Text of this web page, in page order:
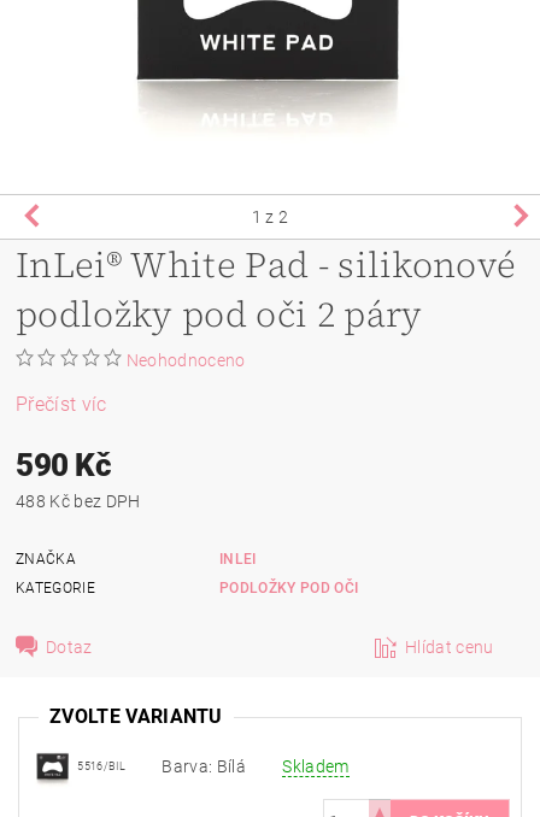
1 z 2
InLei® White Pad - silikonové
podložky pod oči 2 páry
Neohodnoceno
Přečíst víc
590 Kč
488 Kč bez DPH
ZNAČKA
INLEI
KATEGORIE
PODLOŽKY POD OČI
Dotaz Hlídat cenu
ZVOLTE VARIANTU
5516/BIL Barva: Bílá Skladem